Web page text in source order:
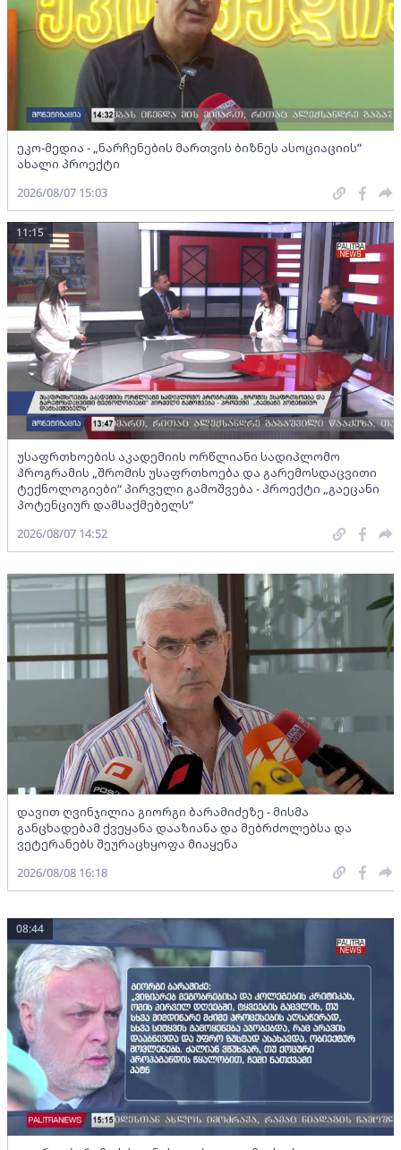
ეკო-მედია - „ნარჩენების მართვის ბიზნეს ასოციაციის”
ახალი პროექტი
2026/08/07 15:03
უსაფრთხოების აკადემიის ორწლიანი სადიპლომო
პროგრამის „შრომის უსაფრთხოება და გარემოსდაცვითი
ტექნოლოგიები“ პირველი გამოშვება - პროექტი „გაეცანი
პოტენციურ დამსაქმებელს“
11:15
2026/08/07 14:52
დავით ღვინჯილია გიორგი ბარამიძეზე - მისმა
განცხადებამ ქვეყანა დააზიანა და მებრძოლებსა და
ვეტერანებს შეურაცხყოფა მიაყენა
2026/08/08 16:18
08:44